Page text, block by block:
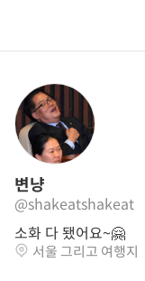
변냥
@shakeatshakeat
소화 다 됐어요~🤗
서울 그리고 여행지